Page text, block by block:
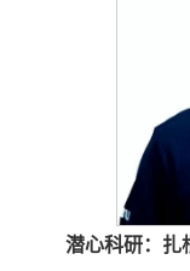
潜心科研：扎